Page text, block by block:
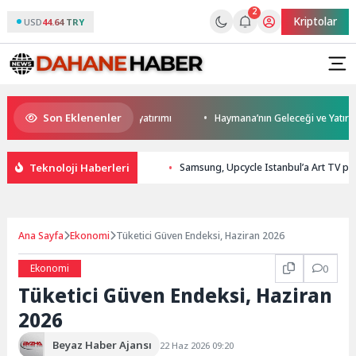
USD44.64 TRY
2
Kriptolar
Son Eklenenler
modern ulaşım yatırımı Haymana’nın Geleceği ve Yatırım
Teknoloji Haberleri Samsung, Upcycle Istanbul’a Art TV
Ana Sayfa Ekonomi Tüketici Güven Endeksi, Haziran 2026
Ekonomi 0
Tüketici Güven Endeksi, Haziran
2026
Beyaz Haber Ajansı 22 Haz 2026 09:20